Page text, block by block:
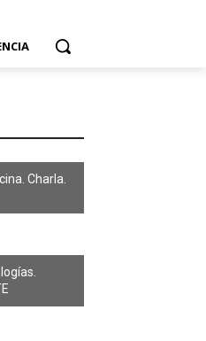
Charla.